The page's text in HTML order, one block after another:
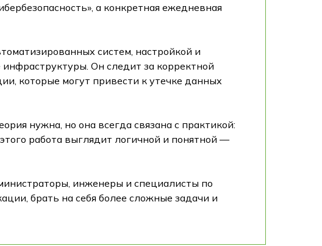
а конкретная ежедневная
систем, настройкой и
Он следит за корректной
которые могут привести к утечке данных
нужна, но она всегда связана с практикой:
работа выглядит логичной и понятной —
инженеры и специалисты по
брать на себя более сложные задачи и